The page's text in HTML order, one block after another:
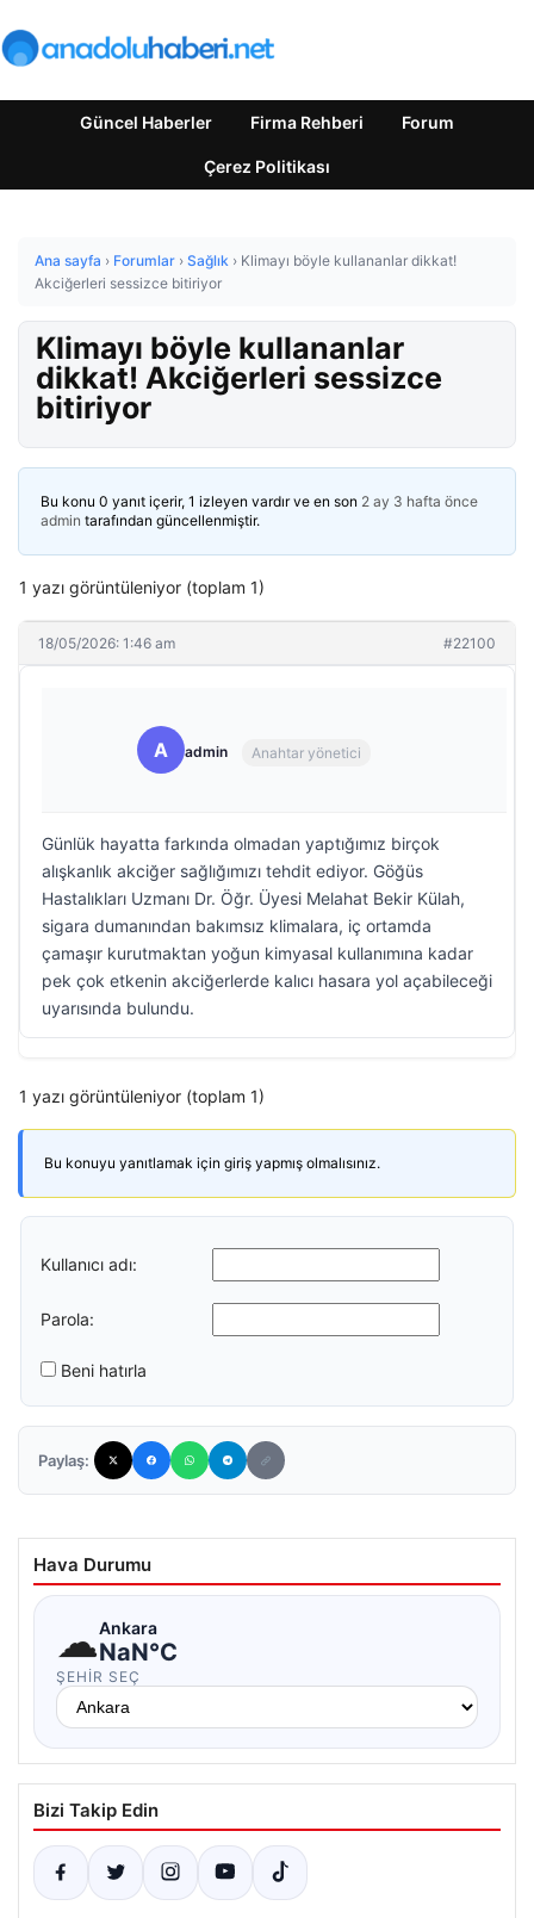
Güncel Haberler Firma Rehberi Forum
Çerez Politikası
Ana sayfa › Forumlar › Sağlık › Klimayı böyle kullananlar dikkat!
Akciğerleri sessizce bitiriyor
Klimayı böyle kullananlar
dikkat! Akciğerleri sessizce
bitiriyor
Bu konu 0 yanıt içerir, 1 izleyen vardır ve en son 2 ay 3 hafta önce
admin tarafından güncellenmiştir.
1 yazı görüntüleniyor (toplam 1)
18/05/2026: 1:46 am #22100
A admin Anahtar yönetici
Günlük hayatta farkında olmadan yaptığımız birçok
alışkanlık akciğer sağlığımızı tehdit ediyor. Göğüs
Hastalıkları Uzmanı Dr. Öğr. Üyesi Melahat Bekir Külah,
sigara dumanından bakımsız klimalara, iç ortamda
çamaşır kurutmaktan yoğun kimyasal kullanımına kadar
pek çok etkenin akciğerlerde kalıcı hasara yol açabileceği
uyarısında bulundu.
1 yazı görüntüleniyor (toplam 1)
Bu konuyu yanıtlamak için giriş yapmış olmalısınız.
Kullanıcı adı:
Parola:
Beni hatırla
Paylaş:
Hava Durumu
☁Ankara
NaN°C
ŞEHIR SEÇ
Bizi Takip Edin